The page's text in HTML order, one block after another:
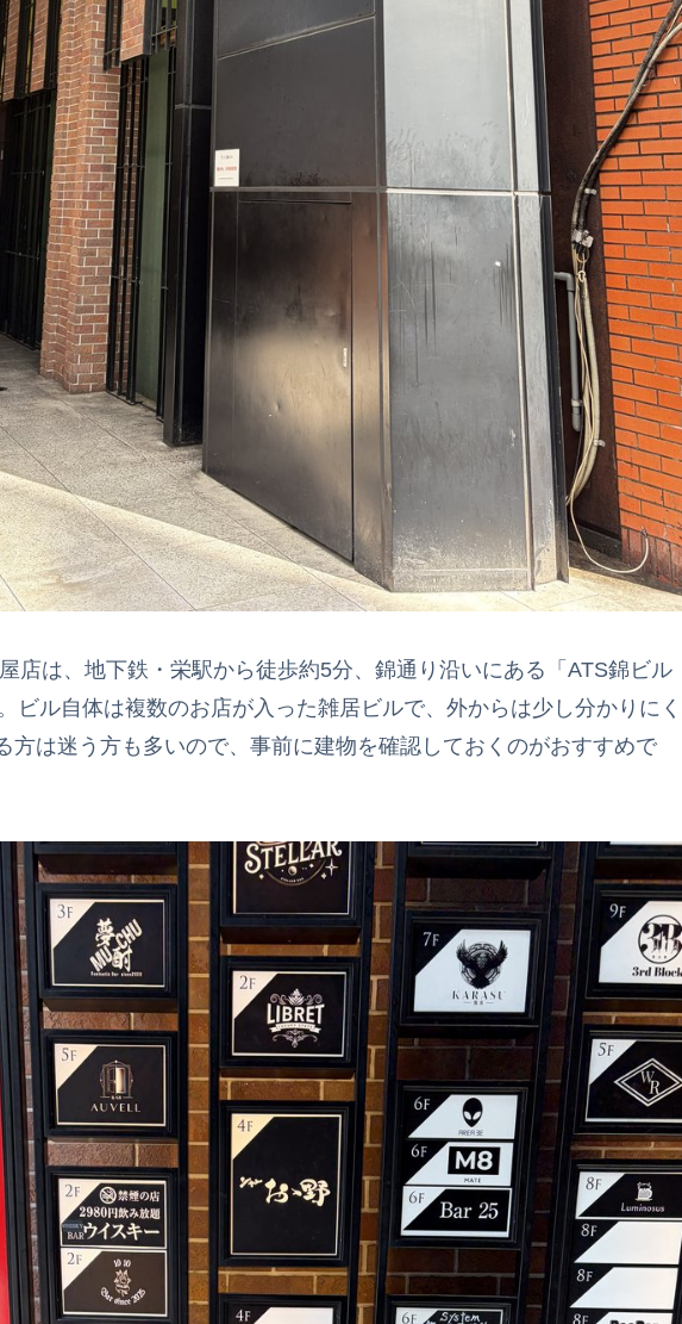
店は、地下鉄・栄駅から徒歩約5分、錦通り沿いにある「ATS錦ビル
ビル自体は複数のお店が入った雑居ビルで、外からは少し分かりにく
方は迷う方も多いので、事前に建物を確認しておくのがおすすめで